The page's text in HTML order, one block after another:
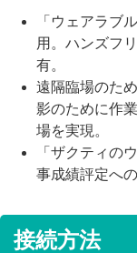
「ウェアラブ
用。ハンズフ
有。
遠隔臨場のた
影のために作
場を実現。
「ザクティの
事成績評定へ
接続方法